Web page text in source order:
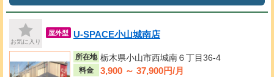
お気に入り
屋外型 U-SPACE小山城南店
所在地 栃木県小山市西城南６丁目36-4
料金 3,900 ～ 37,900円/月